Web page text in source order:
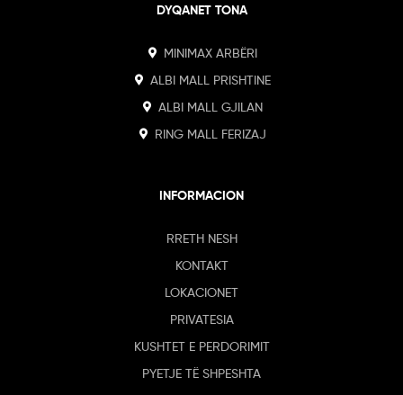
DYQANET TONA
MINIMAX ARBËRI
ALBI MALL PRISHTINE
ALBI MALL GJILAN
RING MALL FERIZAJ
INFORMACION
RRETH NESH
KONTAKT
LOKACIONET
PRIVATESIA
KUSHTET E PERDORIMIT
PYETJE TË SHPESHTA